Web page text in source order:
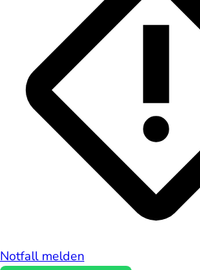
Notfall melden